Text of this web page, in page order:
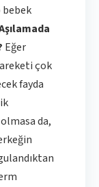
Eğer
çok
fayda
da,